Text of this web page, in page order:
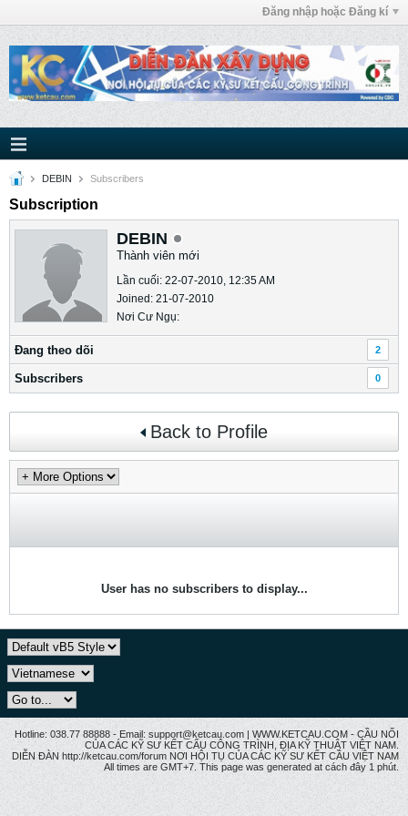
Đăng nhập hoặc Đăng kí
DEBIN Subscribers
Subscription
DEBIN
Thành viên mới
Lần cuối: 22-07-2010, 12:35 AM
Joined: 21-07-2010
Nơi Cư Ngụ:
Ðang theo dõi 2
Subscribers 0
Back to Profile
User has no subscribers to display...
Hotline: 038.77 88888 - Email: support@ketcau.com | WWW.KETCAU.COM - CẦU NỐI
CỦA CÁC KỸ SƯ KẾT CẤU CÔNG TRÌNH, ĐỊA KỸ THUẬT VIỆT NAM.
DIỄN ĐÀN http://ketcau.com/forum NƠI HỘI TỤ CỦA CÁC KỸ SƯ KẾT CÂU VIỆT NAM
All times are GMT+7. This page was generated at cách đây 1 phút.